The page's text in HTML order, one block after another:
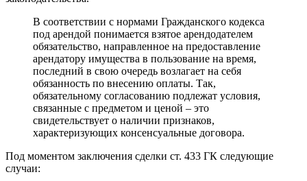
В соответствии с нормами Гражданского кодекса
под арендой понимается взятое арендодателем
обязательство, направленное на предоставление
арендатору имущества в пользование на время,
последний в свою очередь возлагает на себя
обязанность по внесению оплаты. Так,
обязательному согласованию подлежат условия,
связанные с предметом и ценой – это
свидетельствует о наличии признаков,
характеризующих консенсуальные договора.
Под моментом заключения сделки ст. 433 ГК следующие
случаи: